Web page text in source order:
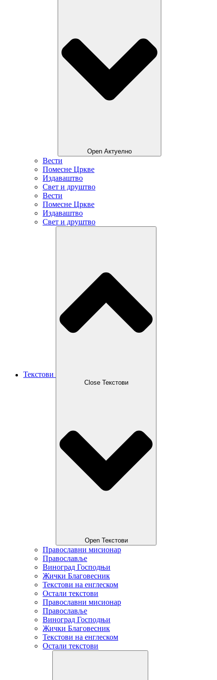
Open Актуелно
Вести
Помесне Цркве
Издаваштво
Свет и друштво
Вести
Помесне Цркве
Издаваштво
Свет и друштво
Текстови
Close Текстови
Open Текстови
Православни мисионар
Православље
Виноград Господњи
Жички Благовесник
Текстови на енглеском
Остали текстови
Православни мисионар
Православље
Виноград Господњи
Жички Благовесник
Текстови на енглеском
Остали текстови